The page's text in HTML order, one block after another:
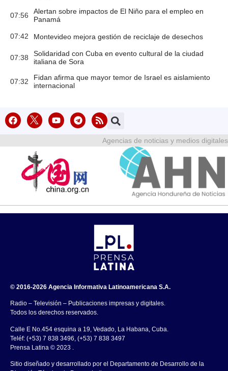
07:56
Alertan sobre impactos de El Niño para el empleo en
Panamá
07:42 Montevideo mejora gestión de reciclaje de desechos
07:38
Solidaridad con Cuba en evento cultural de la ciudad
italiana de Sora
07:32
Fidan afirma que mayor temor de Israel es aislamiento
internacional
Agencias de noticias y medios digitales
© 2016-2026 Agencia Informativa Latinoamericana S.A.
Radio – Televisión – Publicaciones impresas y digitales.
Todos los derechos reservados.
Calle E No.454 esquina a 19, Vedado, La Habana, Cuba.
Teléf: (+53) 7 838 3496, (+53) 7 838 3497
Prensa Latina © 2023 .
Sitio diseñado y desarrollado por el Departamento de Desarrollo de la